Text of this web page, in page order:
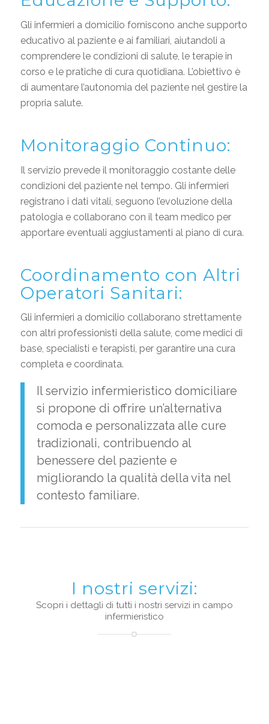
Gli infermieri a domicilio forniscono anche supporto
educativo al paziente e ai familiari, aiutandoli a
comprendere le condizioni di salute, le terapie in
corso e le pratiche di cura quotidiana. L’obiettivo è
di aumentare l’autonomia del paziente nel gestire la
propria salute.
Monitoraggio Continuo:
Il servizio prevede il monitoraggio costante delle
condizioni del paziente nel tempo. Gli infermieri
registrano i dati vitali, seguono l’evoluzione della
patologia e collaborano con il team medico per
apportare eventuali aggiustamenti al piano di cura.
Coordinamento con Altri
Operatori Sanitari:
Gli infermieri a domicilio collaborano strettamente
con altri professionisti della salute, come medici di
base, specialisti e terapisti, per garantire una cura
completa e coordinata.
Il servizio infermieristico domiciliare
si propone di offrire un’alternativa
comoda e personalizzata alle cure
tradizionali, contribuendo al
benessere del paziente e
migliorando la qualità della vita nel
contesto familiare.
I nostri servizi:
Scopri i dettagli di tutti i nostri servizi in campo
infermieristico